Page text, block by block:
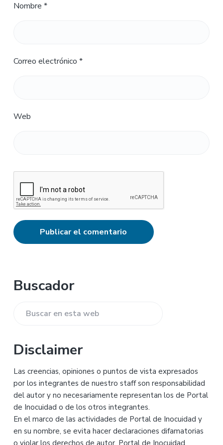
Nombre *
Correo electrónico *
Web
Barra
lateral
Buscador
Buscar
esta
web
Disclaimer
Las creencias, opiniones o puntos de vista expresados
por los integrantes de nuestro staff son responsabilidad
del autor y no necesariamente representan los de Portal
de Inocuidad o de los otros integrantes.
En el marco de las actividades de Portal de Inocuidad y
en su nombre, se evita hacer declaraciones difamatorias